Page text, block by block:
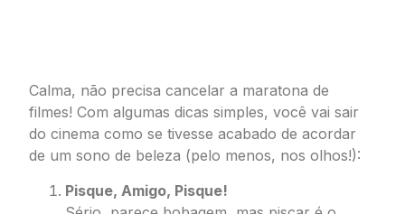
Calma, não precisa cancelar a maratona de
filmes! Com algumas dicas simples, você vai sair
do cinema como se tivesse acabado de acordar
de um sono de beleza (pelo menos, nos olhos!):
Pisque, Amigo, Pisque!